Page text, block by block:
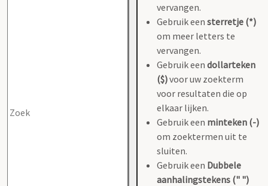
vervangen.
Gebruik een sterretje (*)
om meer letters te
vervangen.
Gebruik een dollarteken
($)voor uw zoekterm
voor resultaten die op
elkaar lijken.
Gebruik een minteken (-)
om zoektermen uit te
sluiten.
Gebruik een Dubbele
aanhalingstekens (" ")